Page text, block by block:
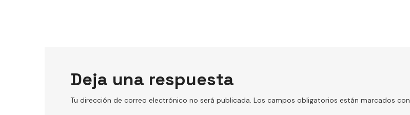
Deja una respuesta
Tu dirección de correo electrónico no será publicada. Los campos obligatorios están marcados con